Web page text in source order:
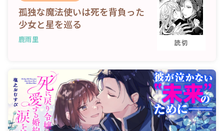
孤独な魔法使いは死を背負った
少女と星を巡る
鹿雨里 読切